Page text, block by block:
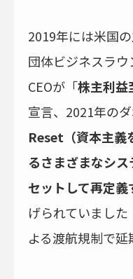
2019年には米国
団体ビジネスラ
CEOが「株主利益
宣言、2021年の
Reset（資本主義
るさまざまなシ
セットして再定義
げられていまし
よる渡航規制で延